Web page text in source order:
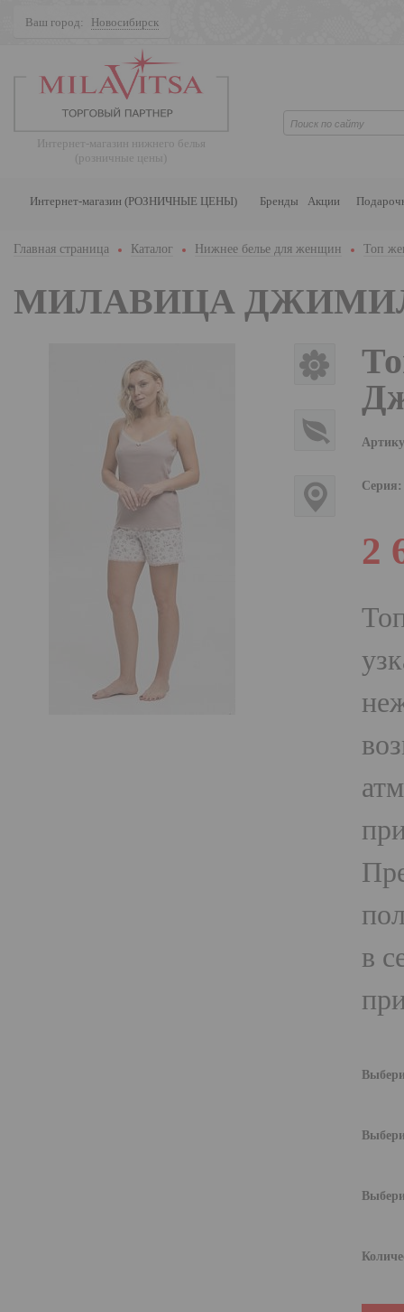
Ваш город: Новосибирск
Интернет-магазин нижнего белья
(розничные цены)
Интернет-магазин (РОЗНИЧНЫЕ ЦЕНЫ) Бренды Акции
Главная страница Каталог Нижнее белье для женщин Топ
МИЛАВИЦА
Серия:
2
в